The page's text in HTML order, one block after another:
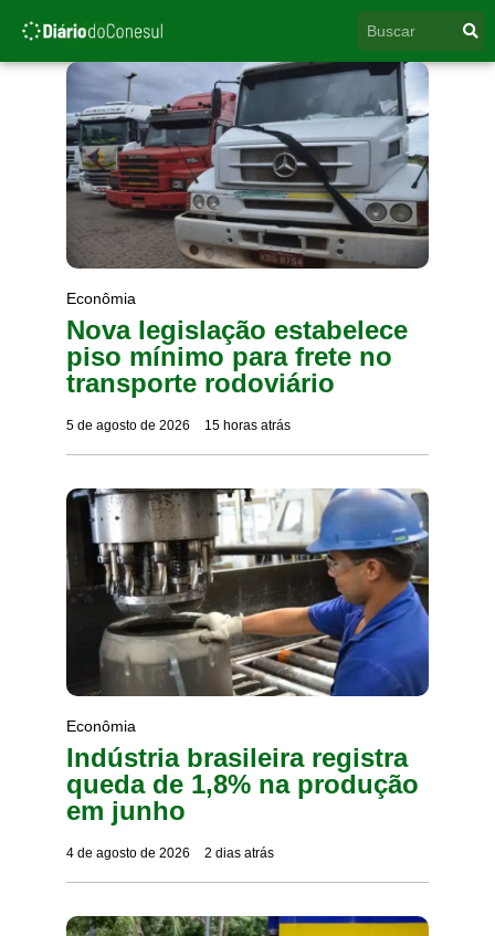
para
conteúdo
Econômia
Nova legislação estabelece
piso mínimo para frete no
transporte rodoviário
5 de agosto de 2026 15 horas atrás
Econômia
Indústria brasileira registra
queda de 1,8% na produção
em junho
4 de agosto de 2026 2 dias atrás